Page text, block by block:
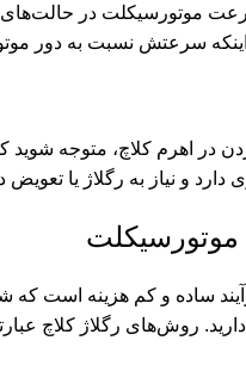
موتورسیکلت در حالت‌های
سرعتش نسبت به دور موتور
در اهرم کلاچ، متوجه
دارد و نیاز به رگلاژ یا تعویض
موتورسیکلت
ساده و کم هزینه است که شما
روش‌های رگلاژ کلاچ